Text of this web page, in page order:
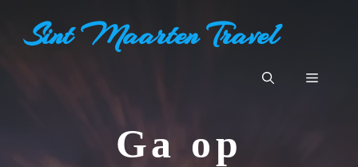
Sint Maarten Travel
Menu
Ga op